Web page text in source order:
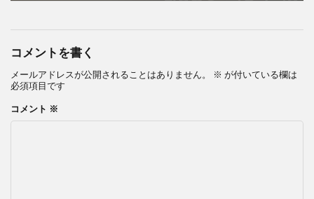
コメントを書く
メールアドレスが公開されることはありません。 ※ が付いている欄は
必須項目です
コメント ※